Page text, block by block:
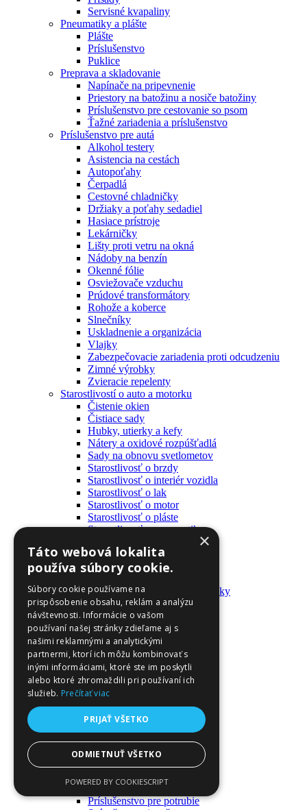
Servisné kvapaliny
Pneumatiky a plášte
Plášte
Príslušenstvo
Puklice
Preprava a skladovanie
Napínače na pripevnenie
Priestory na batožinu a nosiče batožiny
Príslušenstvo pre cestovanie so psom
Ťažné zariadenia a príslušenstvo
Príslušenstvo pre autá
Alkohol testery
Asistencia na cestách
Autopoťahy
Čerpadlá
Cestovné chladničky
Držiaky a poťahy sedadiel
Hasiace prístroje
Lekárničky
Lišty proti vetru na okná
Nádoby na benzín
Okenné fólie
Osviežovače vzduchu
Prúdové transformátory
Rohože a koberce
Slnečníky
Uskladnenie a organizácia
Vlajky
Zabezpečovacie zariadenia proti odcudzeniu
Zimné výrobky
Zvieracie repelenty
Starostlivostí o auto a motorku
Čistenie okien
Čistiace sady
Hubky, utierky a kefy
Nátery a oxidové rozpúšťadlá
Sady na obnovu svetlometov
Starostlivosť o brzdy
Starostlivosť o interiér vozidla
Starostlivosť o lak
Starostlivosť o motor
Starostlivosť o pláste
Starostlivosť o pneumatiky
Batohy a tašky
Kľúčenky
Oblečenie
Zmývateľné tetovačky a nálepky
Domáci majster a nástroje
Elektrické zapojenie
Časové spínače
Diferenciálne spínače
Domové zvončeky
Elektrické káble
Káble
Káblové navijáky
Monitory napájania
Nástenné dosky a rámy
Nástroje a ovládače
Podávače
Príruby
Príslušenstvo pre potrubie
×
Táto webová lokalita
používa súbory cookie.
Súbory cookie používame na
prispôsobenie obsahu, reklám a analýzu
návštevnosti. Informácie o vašom
používaní našej stránky zdieľame aj s
našimi reklamnými a analytickými
partnermi, ktorí ich môžu kombinovať s
inými informáciami, ktoré ste im poskytli
alebo ktoré zhromaždili pri používaní ich
služieb. Prečítať viac
PRIJAŤ VŠETKO
ODMIETNUŤ VŠETKO
POWERED BY COOKIESCRIPT